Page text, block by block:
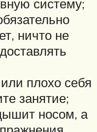
систему;
ничто не
плохо себя
занятие;
носом, а